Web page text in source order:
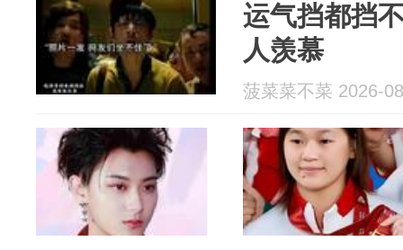
运气挡都挡
人羡慕
菠菜菜不菜 2026-